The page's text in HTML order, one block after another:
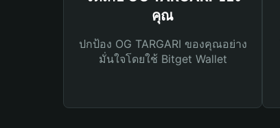
คุณ
ปกป้อง OG TARGARI ของคุณอย่าง
มั่นใจโดยใช้ Bitget Wallet